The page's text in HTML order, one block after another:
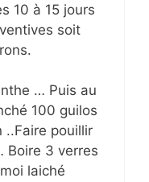
10 à 15 jours
soit
… Puis au
100 guilos
..Faire pouillir
3 verres
laiché